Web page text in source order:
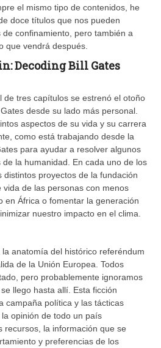
el mismo tipo de contenidos, he
doce títulos que nos pueden
confinamiento, pero también a
que vendrá después.
Decoding Bill Gates
de tres capítulos se estrenó el otoño
desde su lado más personal.
aspectos de su vida y su carrera
como está trabajando desde la
para ayudar a resolver algunos
la humanidad. En cada uno de los
distintos proyectos de la fundación
de las personas con menos
en África o fomentar la generación
nuestro impacto en el clima.
anatomía del histórico referéndum
de la Unión Europea. Todos
pero probablemente ignoramos
llego hasta allí. Esta ficción
campaña política y las tácticas
opinión de todo un país
recursos, la información que se
y preferencias de los